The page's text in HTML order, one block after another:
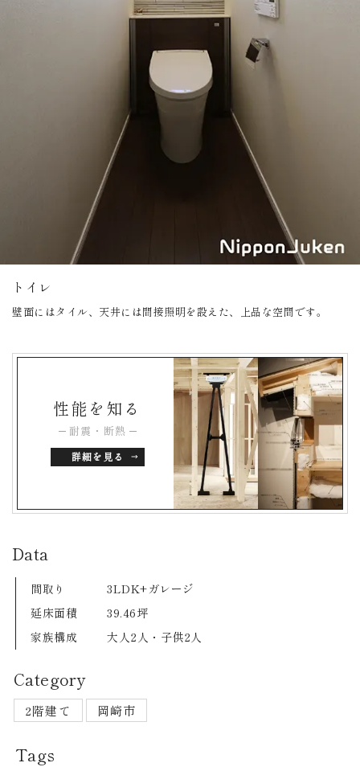
トイレ
壁面にはタイル、天井には間接照明を設えた、上品な空間です。
性能を知る
耐震・断熱
詳細を見る
Data
間取り
3LDK+ガレージ
延床面積
39.46坪
家族構成
大人2人・子供2人
Category
2階建て 岡崎市
Tags